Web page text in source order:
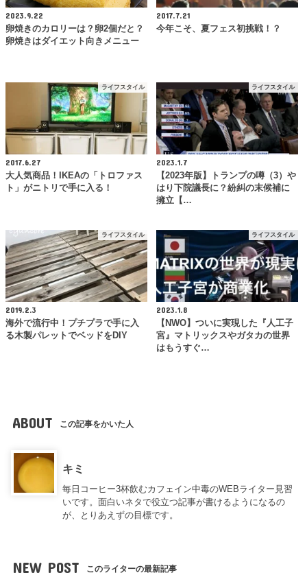
2023.9.22
卵焼きのカロリーは？卵2個だと？
卵焼きはダイエット向きメニュー
2017.7.21
今年こそ、夏フェス初挑戦！？
ライフスタイル
2017.6.27
大人気商品！IKEAの「トロファス
ト」がニトリで手に入る！
ライフスタイル
2023.1.7
【2023年版】トランプの噂（3）や
はり下院議長に？紛糾の末候補に
擁立【…
ライフスタイル
2019.2.3
海外で流行中！プチプラで手に入
る木製パレットでベッドをDIY
ライフスタイル
2023.1.8
【NWO】ついに実現した『人工子
宮』マトリックスやガタカの世界
はもうすぐ…
ABOUT この記事をかいた人
キミ
毎日コーヒー3杯飲むカフェイン中毒のWEBライター見習
いです。面白いネタで役立つ記事が書けるようになるの
が、とりあえずの目標です。
NEW POST このライターの最新記事